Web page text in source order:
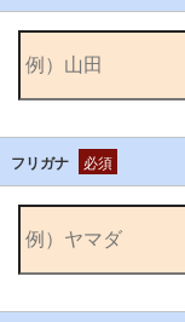
フリガナ 必須